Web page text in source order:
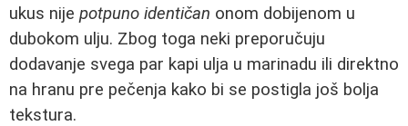
ukus nije potpuno identičan onom dobijenom u
dubokom ulju. Zbog toga neki preporučuju
dodavanje svega par kapi ulja u marinadu ili direktno
na hranu pre pečenja kako bi se postigla još bolja
tekstura.